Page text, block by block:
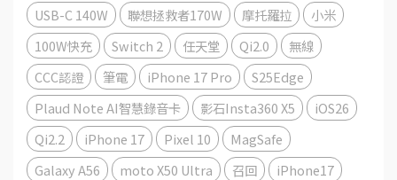
USB-C 140W
聯想拯救者170W 摩托羅拉
小米
100W快充
Switch 2 任天堂 Qi2.0
無線
CCC認證
筆電 iPhone 17 Pro
S25Edge
Plaud Note AI智慧錄音卡
影石Insta360 X5
iOS26
Qi2.2
iPhone 17 Pixel 10
MagSafe
Galaxy A56
moto X50 Ultra 召回
iPhone17